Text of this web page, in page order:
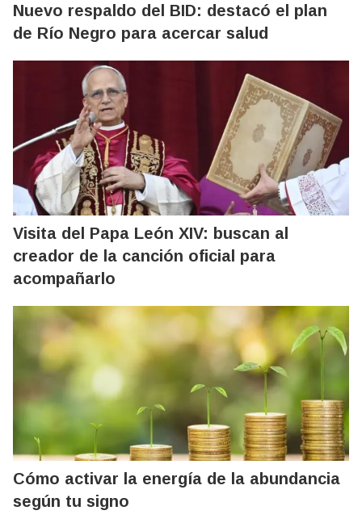
Nuevo respaldo del BID: destacó el plan
de Río Negro para acercar salud
Visita del Papa León XIV: buscan al
creador de la canción oficial para
acompañarlo
Cómo activar la energía de la abundancia
según tu signo